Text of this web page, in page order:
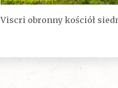
Viscri obronny kościół